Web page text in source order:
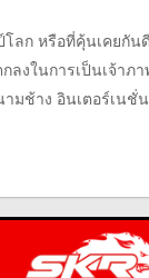
ลก หรือที่คุ้นเคยกั
ลงในการเป็นเจ้าภ
ช้าง อินเตอร์เนชั่